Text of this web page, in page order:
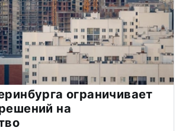
ограничивает
на